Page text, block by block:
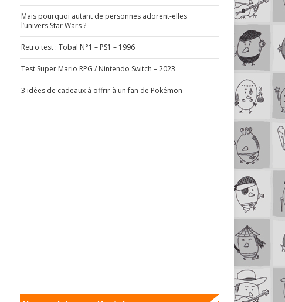
Mais pourquoi autant de personnes adorent-elles
l’univers Star Wars ?
Retro test : Tobal N°1 – PS1 – 1996
Test Super Mario RPG / Nintendo Switch – 2023
3 idées de cadeaux à offrir à un fan de Pokémon